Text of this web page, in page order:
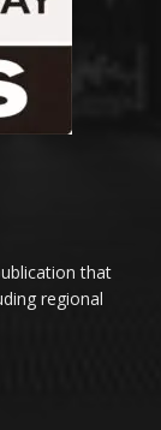
that
regional